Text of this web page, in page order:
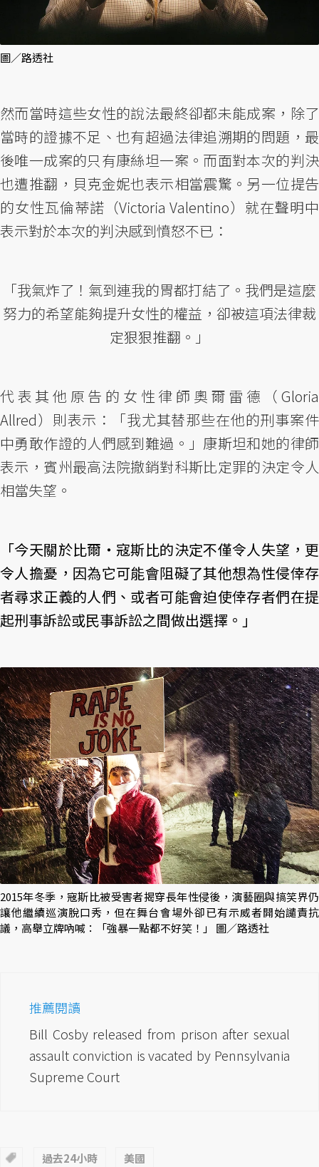
圖／路透社
然而當時這些女性的說法最終卻都未能成案，除了
當時的證據不足、也有超過法律追溯期的問題，最
後唯一成案的只有康絲坦一案。而面對本次的判決
也遭推翻，貝克金妮也表示相當震驚。另一位提告
的女性瓦倫蒂諾（Victoria Valentino）就在聲明中
表示對於本次的判決感到憤怒不已：
「我氣炸了！氣到連我的胃都打結了。我們是這麼
努力的希望能夠提升女性的權益，卻被這項法律裁
定狠狠推翻。」
代表其他原告的女性律師奧爾雷德（Gloria
Allred）則表示：「我尤其替那些在他的刑事案件
中勇敢作證的人們感到難過。」康斯坦和她的律師
表示，賓州最高法院撤銷對科斯比定罪的決定令人
相當失望。
「今天關於比爾‧寇斯比的決定不僅令人失望，更
令人擔憂，因為它可能會阻礙了其他想為性侵倖存
者尋求正義的人們、或者可能會迫使倖存者們在提
起刑事訴訟或民事訴訟之間做出選擇。」
2015年冬季，寇斯比被受害者揭穿長年性侵後，演藝圈與搞笑界仍
讓他繼續巡演脫口秀，但在舞台會場外卻已有示威者開始譴責抗
議，高舉立牌吶喊：「強暴一點都不好笑！」 圖／路透社
推薦閱讀
Bill Cosby released from prison after sexual
assault conviction is vacated by Pennsylvania
Supreme Court
過去24小時 美國